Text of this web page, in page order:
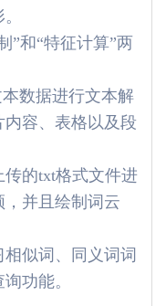
”和“特征计算”两
数据进行文本解
容、表格以及段
的txt格式文件进
并且绘制词云
似词、同义词词
功能。